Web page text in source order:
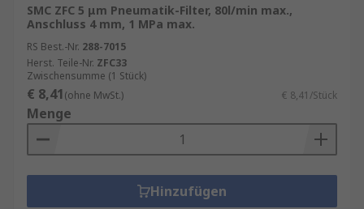
SMC ZFC 5 μm Pneumatik-Filter, 80l/min max.,
Anschluss 4 mm, 1 MPa max.
RS Best.-Nr. 288-7015
Herst. Teile-Nr. ZFC33
Zwischensumme (1 Stück)
€ 8,41(ohne MwSt.) € 8,41/Stück
Menge
Hinzufügen